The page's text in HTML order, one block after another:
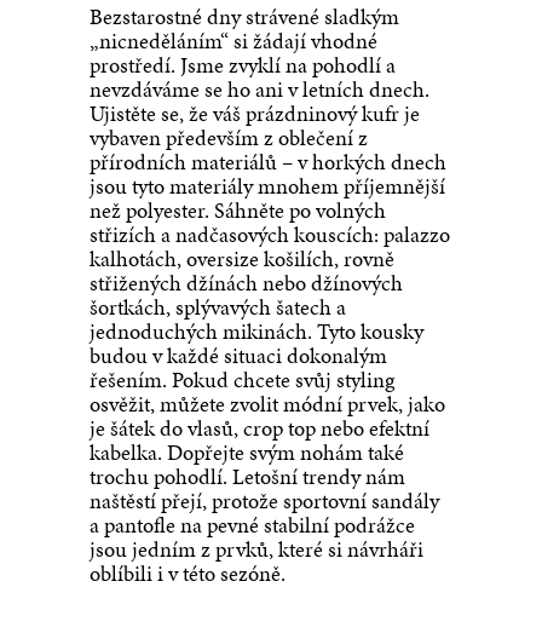
Bezstarostné dny strávené sladkým
„nicneděláním“ si žádají vhodné
prostředí. Jsme zvyklí na pohodlí a
nevzdáváme se ho ani v letních dnech.
Ujistěte se, že váš prázdninový kufr je
vybaven především z oblečení z
přírodních materiálů – v horkých dnech
jsou tyto materiály mnohem příjemnější
než polyester. Sáhněte po volných
střizích a nadčasových kouscích: palazzo
kalhotách, oversize košilích, rovně
střižených džínách nebo džínových
šortkách, splývavých šatech a
jednoduchých mikinách. Tyto kousky
budou v každé situaci dokonalým
řešením. Pokud chcete svůj styling
osvěžit, můžete zvolit módní prvek, jako
je šátek do vlasů, crop top nebo efektní
kabelka. Dopřejte svým nohám také
trochu pohodlí. Letošní trendy nám
naštěstí přejí, protože sportovní sandály
a pantofle na pevné stabilní podrážce
jsou jedním z prvků, které si návrháři
oblíbili i v této sezóně.